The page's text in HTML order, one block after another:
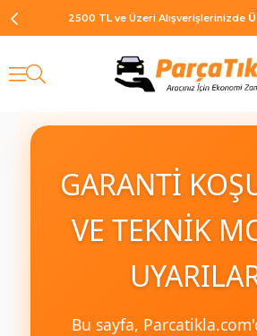
2500 TL ve Üzeri Alışverişlerinizde
GARANTİ
VE TEKNİK
Bu sayfa,